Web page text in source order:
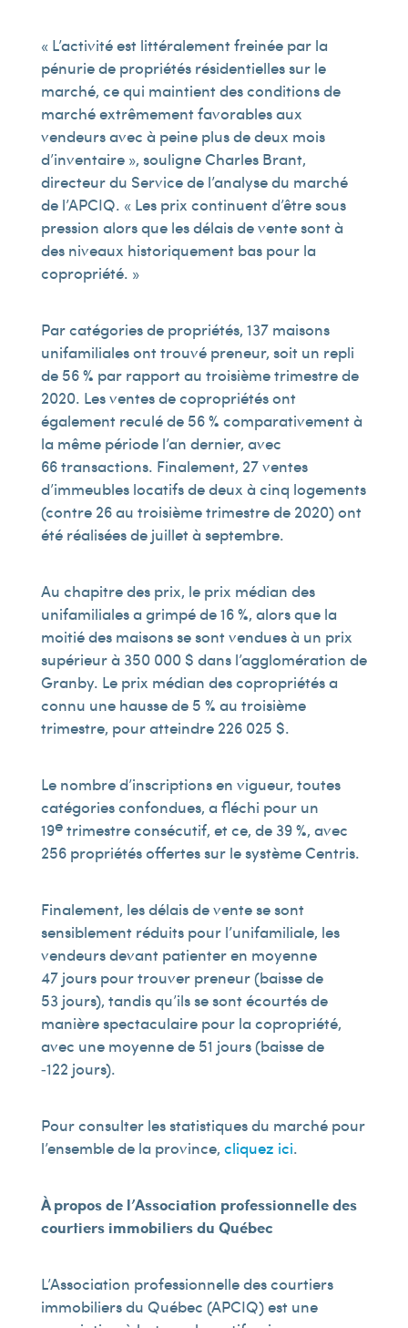
« L’activité est littéralement freinée par la
pénurie de propriétés résidentielles sur le
marché, ce qui maintient des conditions de
marché extrêmement favorables aux
vendeurs avec à peine plus de deux mois
d’inventaire », souligne Charles Brant,
directeur du Service de l’analyse du marché
de l’APCIQ. « Les prix continuent d’être sous
pression alors que les délais de vente sont à
des niveaux historiquement bas pour la
copropriété. »
Par catégories de propriétés, 137 maisons
unifamiliales ont trouvé preneur, soit un repli
de 56 % par rapport au troisième trimestre de
2020. Les ventes de copropriétés ont
également reculé de 56 % comparativement à
la même période l’an dernier, avec
66 transactions. Finalement, 27 ventes
d’immeubles locatifs de deux à cinq logements
(contre 26 au troisième trimestre de 2020) ont
été réalisées de juillet à septembre.
Au chapitre des prix, le prix médian des
unifamiliales a grimpé de 16 %, alors que la
moitié des maisons se sont vendues à un prix
supérieur à 350 000 $ dans l’agglomération de
Granby. Le prix médian des copropriétés a
connu une hausse de 5 % au troisième
trimestre, pour atteindre 226 025 $.
Le nombre d’inscriptions en vigueur, toutes
catégories confondues, a fléchi pour un
19etrimestre consécutif, et ce, de 39 %, avec
256 propriétés offertes sur le système Centris.
Finalement, les délais de vente se sont
sensiblement réduits pour l’unifamiliale, les
vendeurs devant patienter en moyenne
47 jours pour trouver preneur (baisse de
53 jours), tandis qu’ils se sont écourtés de
manière spectaculaire pour la copropriété,
avec une moyenne de 51 jours (baisse de
‑122 jours).
Pour consulter les statistiques du marché pour
l’ensemble de la province, cliquez ici.
À propos de l’Association professionnelle des
courtiers immobiliers du Québec
L’Association professionnelle des courtiers
immobiliers du Québec (APCIQ) est une